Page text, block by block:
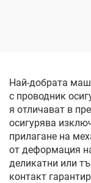
Най-добрата
с проводник
я отличават в
осигурява
прилагане на
от деформация
деликатни или
контакт